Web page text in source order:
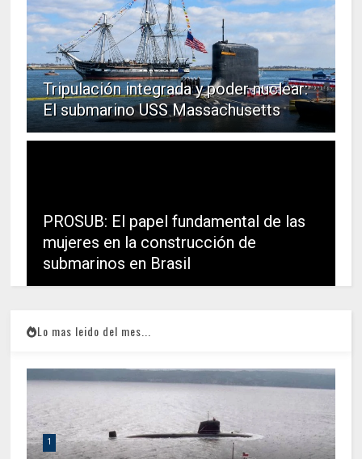
Tripulación integrada y poder nuclear:
El submarino USS Massachusetts
PROSUB: El papel fundamental de las
mujeres en la construcción de
submarinos en Brasil
Lo mas leido del mes...
1